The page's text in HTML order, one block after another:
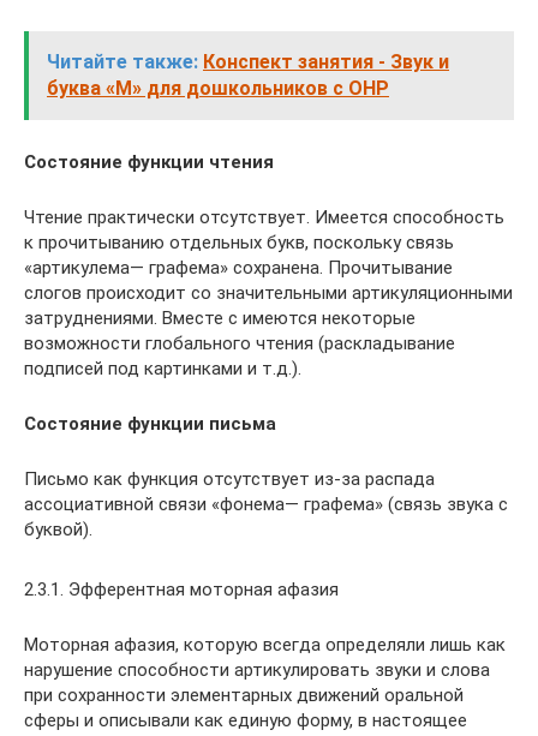
Читайте также: Конспект занятия - Звук и
буква «М» для дошкольников с ОНР
Состояние функции чтения
Чтение практически отсутствует. Имеется способность
к прочитыванию отдельных букв, поскольку связь
«артикулема— графема» сохранена. Прочитывание
слогов происходит со значительными артикуляционными
затруднениями. Вместе с имеются некоторые
возможности глобального чтения (раскладывание
подписей под картинками и т.д.).
Состояние функции письма
Письмо как функция отсутствует из-за распада
ассоциативной связи «фонема— графема» (связь звука с
буквой).
2.3.1. Эфферентная моторная афазия
Моторная афазия, которую всегда определяли лишь как
нарушение способности артикулировать звуки и слова
при сохранности элементарных движений оральной
сферы и описывали как единую форму, в настоящее